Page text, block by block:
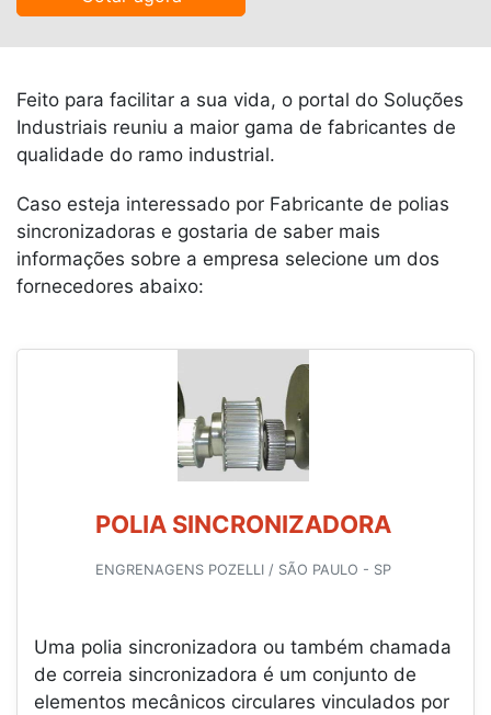
Feito para facilitar a sua vida, o portal do Soluções
Industriais reuniu a maior gama de fabricantes de
qualidade do ramo industrial.
Caso esteja interessado por Fabricante de polias
sincronizadoras e gostaria de saber mais
informações sobre a empresa selecione um dos
fornecedores abaixo:
POLIA SINCRONIZADORA
ENGRENAGENS POZELLI / SÃO PAULO - SP
Uma polia sincronizadora ou também chamada
de correia sincronizadora é um conjunto de
elementos mecânicos circulares vinculados por